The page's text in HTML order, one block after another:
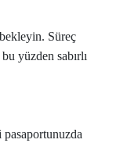
Süreç
yüzden sabırlı